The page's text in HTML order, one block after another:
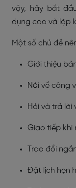
vậy, hãy bắt
dụng cao và lặp
Một số chủ đề
Giới thiệu
Nói về công
Hỏi và trả lời
Giao tiếp khi
Trao đổi
Đặt lịch hẹn